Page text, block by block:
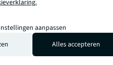
gebied van
vermogensbeheer,
bewonen,
in diverse industriële,
en winkelpanden,
Fortune 500®
aanpassen
Alles accepteren